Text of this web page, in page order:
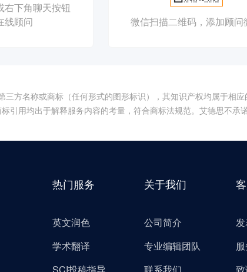
右下角聊天按钮
线顾问
微信扫描二维码，添加顾问
方名称或商标（任何形式的图形标识），其知识产权均属于相应
引用均出于解释服务内容的考量，符合商标法规范。艾德思不承
热门服务
英文润色
学术翻译
关于我们
公司简介
专业编辑团队